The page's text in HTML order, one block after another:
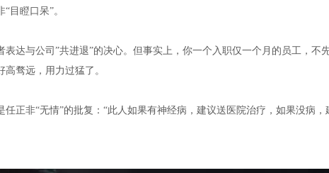
目瞪口呆”。
达与公司”共进退”的决心。但事实上，你一个入职仅一个月的员工，不
骛远，用力过猛了。
正非“无情”的批复：“此人如果有神经病，建议送医院治疗，如果没病，